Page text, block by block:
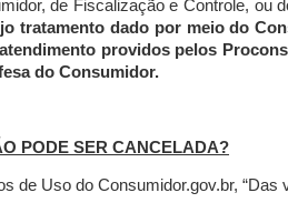
de Fiscalização e Controle, ou
tratamento dado por meio do
providos pelos
do Consumidor.
PODE SER CANCELADA?
de Uso do Consumidor.gov.br,